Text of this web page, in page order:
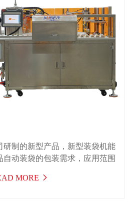
研制的新型产品，新型装袋机能
动装袋的包装需求，应用范围
品，汽配及五金等行业的入袋包
MORE